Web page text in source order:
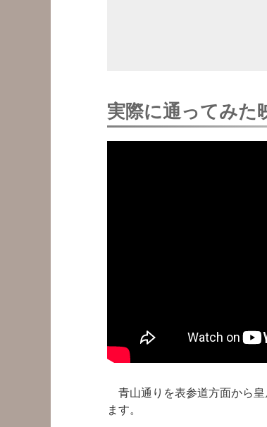
実際に通ってみた
青山通りを表参道方面から皇
ます。